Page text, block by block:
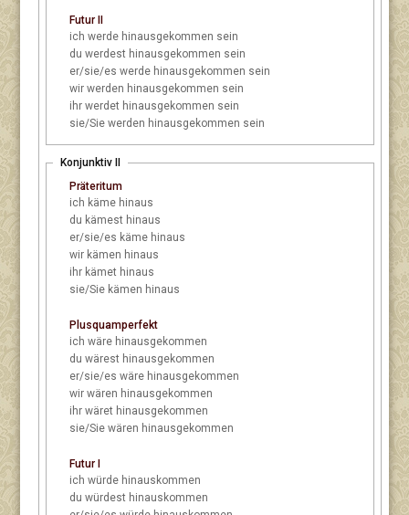
Futur II
ich
werde hinausgekommen sein
du
werdest hinausgekommen sein
er/sie/es
werde hinausgekommen sein
wir
werden hinausgekommen sein
ihr
werdet hinausgekommen sein
sie/Sie
werden hinausgekommen sein
Konjunktiv II
Präteritum
ich käme hinaus
du kämest hinaus
er/sie/es käme hinaus
wir kämen hinaus
ihr kämet hinaus
sie/Sie kämen hinaus
Plusquamperfekt
ich wäre hinausgekommen
du wärest hinausgekommen
er/sie/es wäre hinausgekommen
wir wären hinausgekommen
ihr wäret hinausgekommen
sie/Sie wären hinausgekommen
Futur I
ich würde hinauskommen
du würdest hinauskommen